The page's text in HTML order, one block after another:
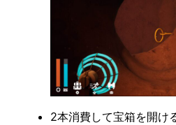
2本消費して宝箱を開け